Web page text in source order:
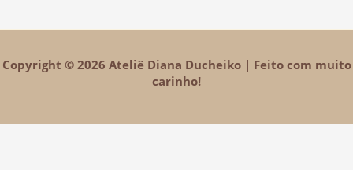
Copyright © 2026 Ateliê Diana Ducheiko | Feito com muito
carinho!